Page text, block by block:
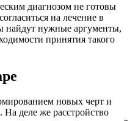
диагнозом не готовы
на лечение в
найдут нужные аргументы,
принятия такого
новых черт и
На деле же расстройство